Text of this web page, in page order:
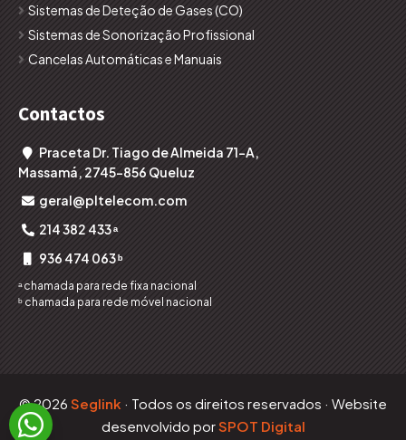
Sistemas de Deteção de Gases (CO)
Sistemas de Sonorização Profissional
Cancelas Automáticas e Manuais
Contactos
 Praceta Dr. Tiago de Almeida 71-A,
Massamá, 2745-856 Queluz
 geral@pltelecom.com
 214 382 433 ᵃ
936 474 063 ᵇ
ᵃ chamada para rede fixa nacional
ᵇ chamada para rede móvel nacional
© 2026 Seglink · Todos os direitos reservados · Website
desenvolvido porSPOT Digital
